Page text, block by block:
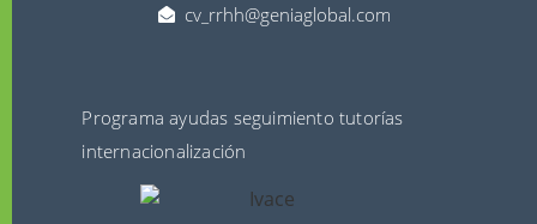
cv_rrhh@geniaglobal.com
Programa ayudas seguimiento tutorías
internacionalización